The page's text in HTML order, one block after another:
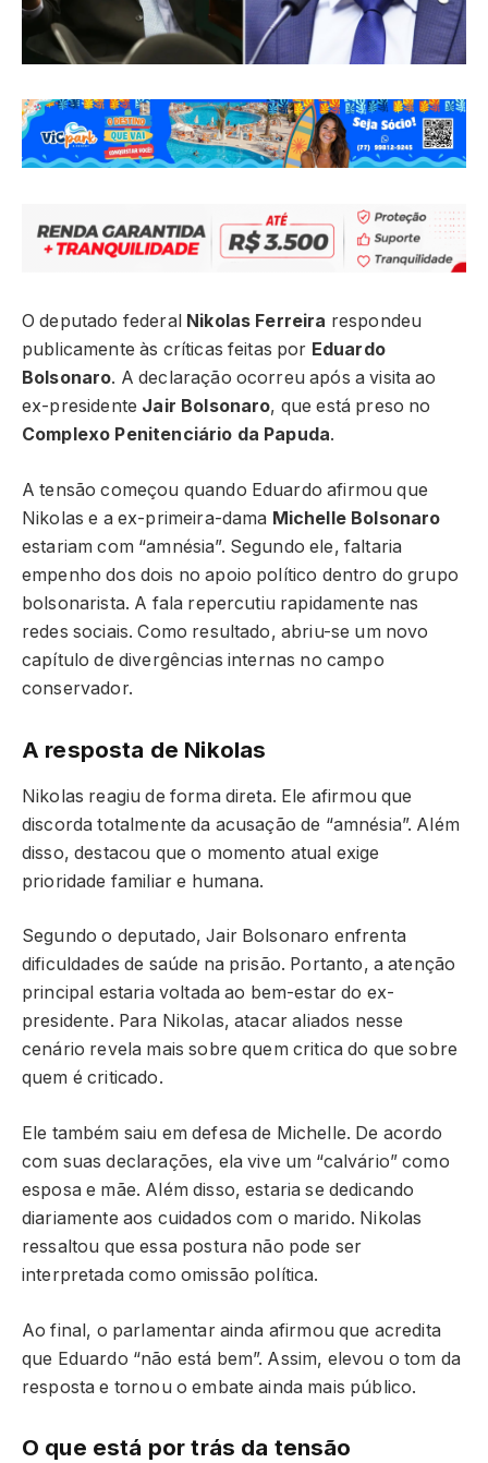
O deputado federal Nikolas Ferreira respondeu
publicamente às críticas feitas por Eduardo
Bolsonaro. A declaração ocorreu após a visita ao
ex-presidente Jair Bolsonaro, que está preso no
Complexo Penitenciário da Papuda.
A tensão começou quando Eduardo afirmou que
Nikolas e a ex-primeira-dama Michelle Bolsonaro
estariam com “amnésia”. Segundo ele, faltaria
empenho dos dois no apoio político dentro do grupo
bolsonarista. A fala repercutiu rapidamente nas
redes sociais. Como resultado, abriu-se um novo
capítulo de divergências internas no campo
conservador.
A resposta de Nikolas
Nikolas reagiu de forma direta. Ele afirmou que
discorda totalmente da acusação de “amnésia”. Além
disso, destacou que o momento atual exige
prioridade familiar e humana.
Segundo o deputado, Jair Bolsonaro enfrenta
dificuldades de saúde na prisão. Portanto, a atenção
principal estaria voltada ao bem-estar do ex-
presidente. Para Nikolas, atacar aliados nesse
cenário revela mais sobre quem critica do que sobre
quem é criticado.
Ele também saiu em defesa de Michelle. De acordo
com suas declarações, ela vive um “calvário” como
esposa e mãe. Além disso, estaria se dedicando
diariamente aos cuidados com o marido. Nikolas
ressaltou que essa postura não pode ser
interpretada como omissão política.
Ao final, o parlamentar ainda afirmou que acredita
que Eduardo “não está bem”. Assim, elevou o tom da
resposta e tornou o embate ainda mais público.
O que está por trás da tensão